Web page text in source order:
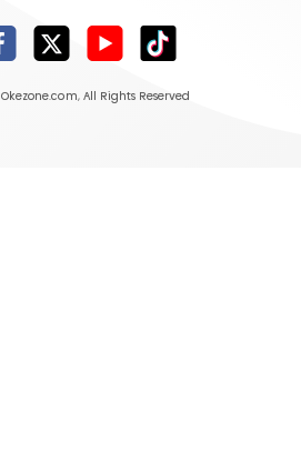
Okezone.com, All Rights Reserved